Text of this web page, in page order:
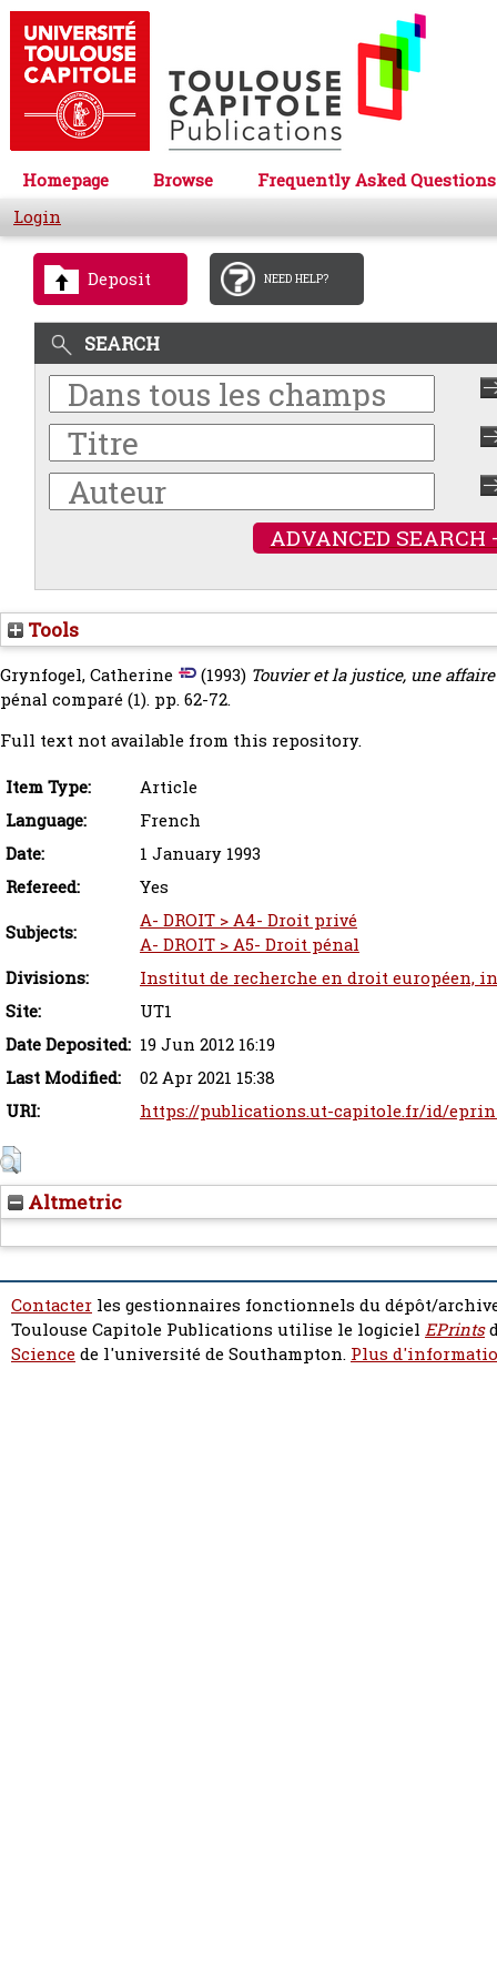
Homepage Browse
Frequently Asked Questions
Login
Deposit NEED HELP?
SEARCH
ADVANCED SEARCH
Tools
Grynfogel, Catherine (1993) Touvier et la justice, une
pénal comparé (1). pp. 62-72.
Full text not available from this repository.
Item Type:
Article
Language:
French
Date:
1 January 1993
Refereed:
Yes
Subjects:
A- DROIT > A4- Droit privé
A- DROIT > A5- Droit pénal
Divisions:
Institut de recherche en droit européen,
Site:
UT1
Date Deposited: 19 Jun 2012 16:19
Last Modified:
02 Apr 2021 15:38
URI:
https://publications.ut-capitole.fr/id/
Altmetric
Contacter les gestionnaires fonctionnels du dépôt/
Toulouse Capitole Publications utilise le logiciel EPrints
Sciencede l'université de Southampton. Plus